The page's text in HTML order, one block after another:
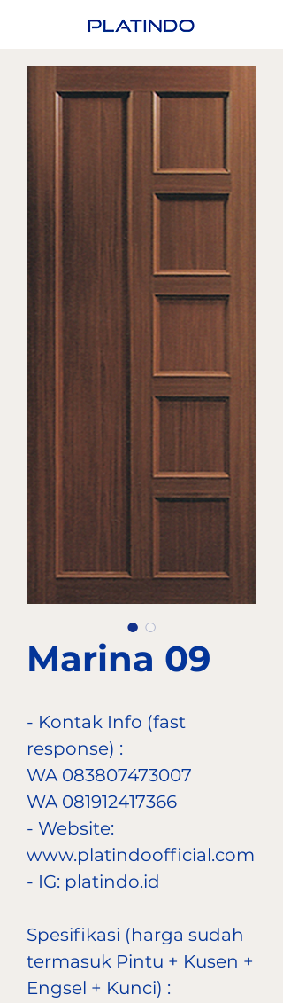
Marina 09
- Kontak Info (fast
response) :
WA 083807473007
WA 081912417366
- Website:
www.platindoofficial.com
- IG: platindo.id
Spesifikasi (harga sudah
termasuk Pintu + Kusen +
Engsel + Kunci) :